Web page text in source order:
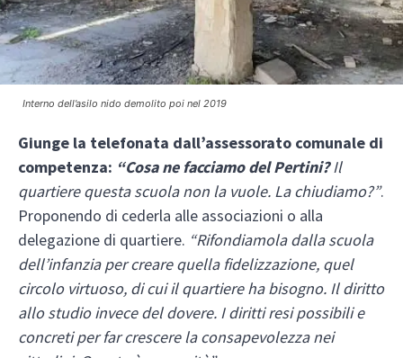
Interno dell’asilo nido demolito poi nel 2019
Giunge la telefonata dall’assessorato comunale di
competenza: “Cosa ne facciamo del Pertini?Il
quartiere questa scuola non la vuole. La chiudiamo?”.
Proponendo di cederla alle associazioni o alla
delegazione di quartiere. “Rifondiamola dalla scuola
dell’infanzia per creare quella fidelizzazione, quel
circolo virtuoso, di cui il quartiere ha bisogno. Il diritto
allo studio invece del dovere. I diritti resi possibili e
concreti per far crescere la consapevolezza nei